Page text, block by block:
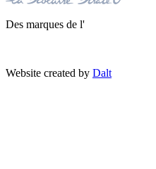
Des marques de l'
Website created by Dalt